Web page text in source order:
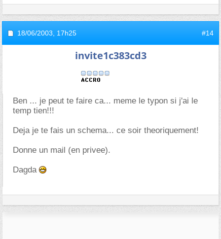
18/06/2003, 17h25 #14
invite1c383cd3
Ben ... je peut te faire ca... meme le typon si j'ai le
temp tien!!!
Deja je te fais un schema... ce soir theoriquement!
Donne un mail (en privee).
Dagda